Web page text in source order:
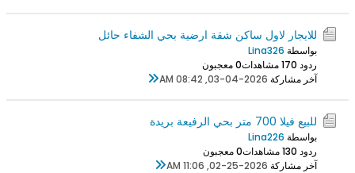
للايجار لاول ساكن شقة ارضية بحي الشفاء حائل
بواسطة Lina326
ردود 0
17 مشاهدات
0 معجبون
آخر مشاركة 03-04-2026, 08:42 AM
للبيع فيلا 700 متر بحي الرفيعة بريدة
بواسطة Lina226
ردود 0
13 مشاهدات
0 معجبون
آخر مشاركة 02-25-2026, 11:06 AM